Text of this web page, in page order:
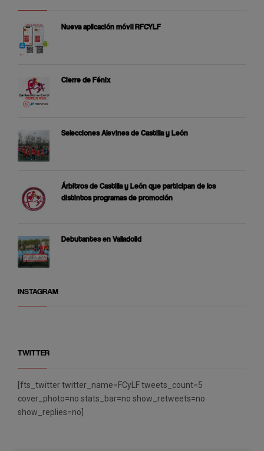
Nueva aplicación móvil RFCYLF
Cierre de Fénix
Selecciones Alevines de Castilla y León
Árbitros de Castilla y León que participan de los
distintos programas de promoción
Debutantes en Valladolid
INSTAGRAM
TWITTER
[fts_twitter twitter_name=FCyLF tweets_count=5
cover_photo=no stats_bar=no show_retweets=no
show_replies=no]